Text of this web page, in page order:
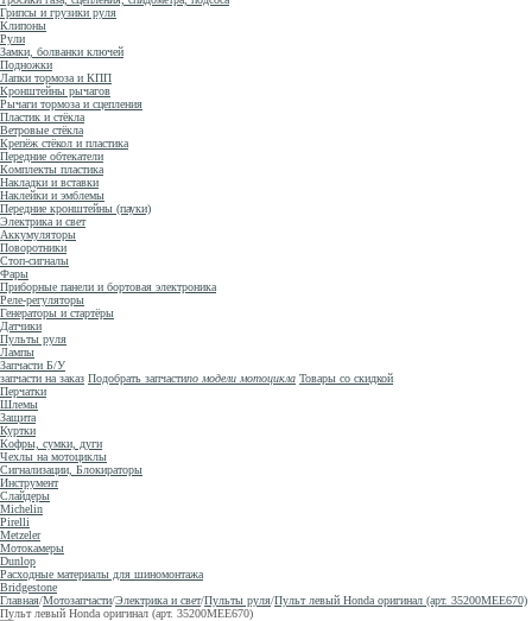
Грипсы и грузики руля
Клипоны
Рули
Замки, болванки ключей
Подножки
Лапки тормоза и КПП
Кронштейны рычагов
Рычаги тормоза и сцепления
Пластик и стёкла
Ветровые стёкла
Крепёж стёкол и пластика
Передние обтекатели
Комплекты пластика
Накладки и вставки
Наклейки и эмблемы
Передние кронштейны (пауки)
Электрика и свет
Аккумуляторы
Поворотники
Стоп-сигналы
Фары
Приборные панели и бортовая электроника
Реле-регуляторы
Генераторы и стартёры
Датчики
Пульты руля
Лампы
Запчасти Б/У
запчасти на заказ Подобрать запчастипо модели мотоцикла Товары со скидкой
Перчатки
Шлемы
Защита
Куртки
Кофры, сумки, дуги
Чехлы на мотоциклы
Сигнализации, Блокираторы
Инструмент
Слайдеры
Michelin
Pirelli
Metzeler
Мотокамеры
Dunlop
Расходные материалы для шиномонтажа
Bridgestone
Главная/Мотозапчасти/Электрика и свет/Пульты руля/Пульт левый Honda оригинал (арт. 35200MEE670)
Пульт левый Honda оригинал (арт. 35200MEE670)